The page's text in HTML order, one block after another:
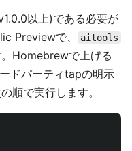
以上)である必要が
Previewで、
aitools
Homebrewで上げる
ドパーティtapの明示
順で実行します。